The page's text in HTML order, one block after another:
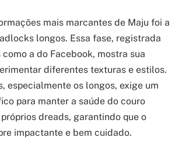
mais marcantes de Maju foi a
longos. Essa fase, registrada
a do Facebook, mostra sua
diferentes texturas e estilos.
especialmente os longos, exige um
para manter a saúde do couro
dreads, garantindo que o
impactante e bem cuidado.